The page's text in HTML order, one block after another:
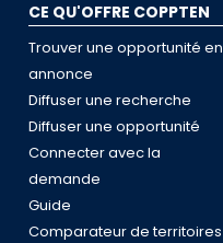
CE QU'OFFRE COPPTEN
Trouver une opportunité en
annonce
Diffuser une recherche
Diffuser une opportunité
Connecter avec la
demande
Guide
Comparateur de territoires